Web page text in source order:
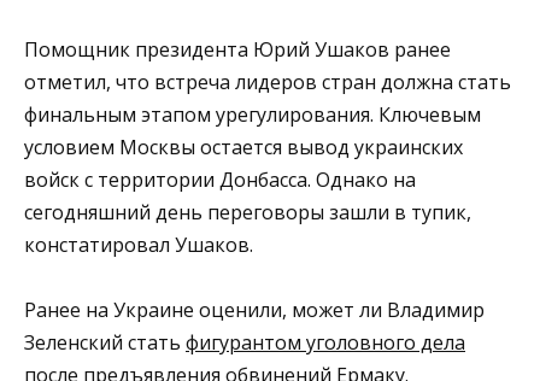
Помощник президента Юрий Ушаков ранее
отметил, что встреча лидеров стран должна стать
финальным этапом урегулирования. Ключевым
условием Москвы остается вывод украинских
войск с территории Донбасса. Однако на
сегодняшний день переговоры зашли в тупик,
констатировал Ушаков.
Ранее на Украине оценили, может ли Владимир
Зеленский стать фигурантом уголовного дела
после предъявления обвинений Ермаку.